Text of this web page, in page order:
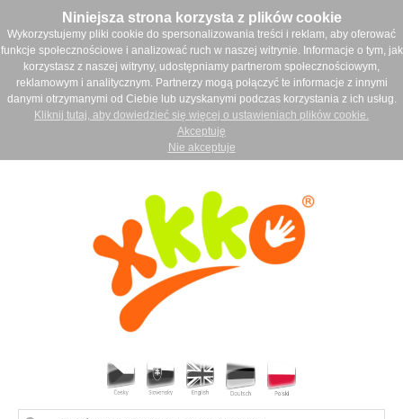
Niniejsza strona korzysta z plików cookie
Wykorzystujemy pliki cookie do spersonalizowania treści i reklam, aby oferować
funkcje społecznościowe i analizować ruch w naszej witrynie. Informacje o tym, jak
korzystasz z naszej witryny, udostępniamy partnerom społecznościowym,
reklamowym i analitycznym. Partnerzy mogą połączyć te informacje z innymi
danymi otrzymanymi od Ciebie lub uzyskanymi podczas korzystania z ich usług.
Kliknij tutaj, aby dowiedzieć się więcej o ustawieniach plików cookie.
Akceptuję
Nie akceptuje